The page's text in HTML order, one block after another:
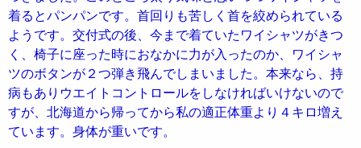
着るとパンパンです。首回りも苦しく首を絞められている
ようです。交付式の後、今まで着ていたワイシャツがきつ
く、椅子に座った時におなかに力が入ったのか、ワイシャ
ツのボタンが２つ弾き飛んでしまいました。本来なら、持
病もありウエイトコントロールをしなければいけないので
すが、北海道から帰ってから私の適正体重より４キロ増え
ています。身体が重いです。